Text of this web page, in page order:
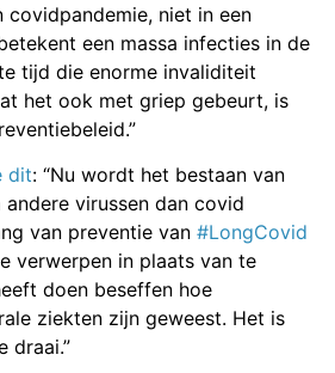
covidpandemie, niet in een
een massa infecties in de
tijd die enorme invaliditeit
het ook met griep gebeurt, is
dit: “Nu wordt het bestaan van
virussen dan covid
van preventie van #LongCovid
verwerpen in plaats van te
doen beseffen hoe
ziekten zijn geweest. Het is
draai.”